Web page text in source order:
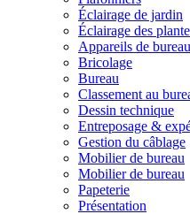
Éclairage de jardin
Éclairage des
Appareils de bureau
Bricolage
Bureau
Classement au
Dessin technique
Entreposage &
Gestion du câblage
Mobilier de bureau
Mobilier de bureau
Papeterie
Présentation